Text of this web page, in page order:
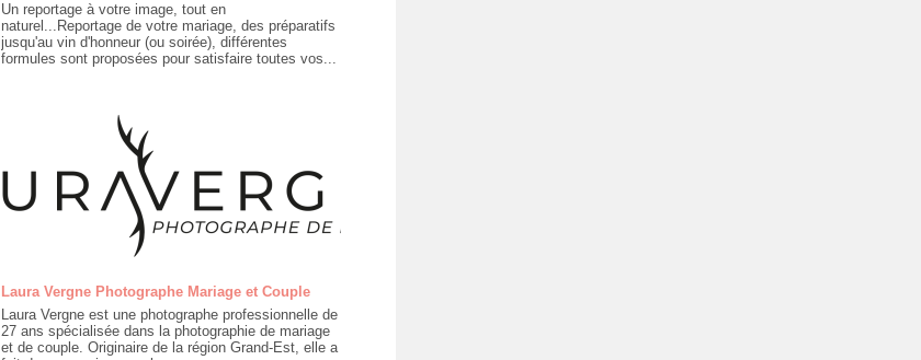
Un reportage à votre image, tout en
naturel...Reportage de votre mariage, des préparatifs
jusqu'au vin d'honneur (ou soirée), différentes
formules sont proposées pour satisfaire toutes vos...
Laura Vergne Photographe Mariage et Couple
Laura Vergne est une photographe professionnelle de
27 ans spécialisée dans la photographie de mariage
et de couple. Originaire de la région Grand-Est, elle a